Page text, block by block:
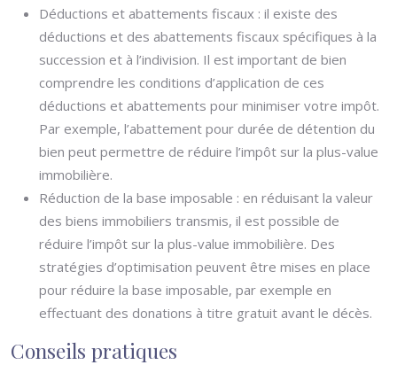
Déductions et abattements fiscaux : il existe des
déductions et des abattements fiscaux spécifiques à la
succession et à l’indivision. Il est important de bien
comprendre les conditions d’application de ces
déductions et abattements pour minimiser votre impôt.
Par exemple, l’abattement pour durée de détention du
bien peut permettre de réduire l’impôt sur la plus-value
immobilière.
Réduction de la base imposable : en réduisant la valeur
des biens immobiliers transmis, il est possible de
réduire l’impôt sur la plus-value immobilière. Des
stratégies d’optimisation peuvent être mises en place
pour réduire la base imposable, par exemple en
effectuant des donations à titre gratuit avant le décès.
Conseils pratiques